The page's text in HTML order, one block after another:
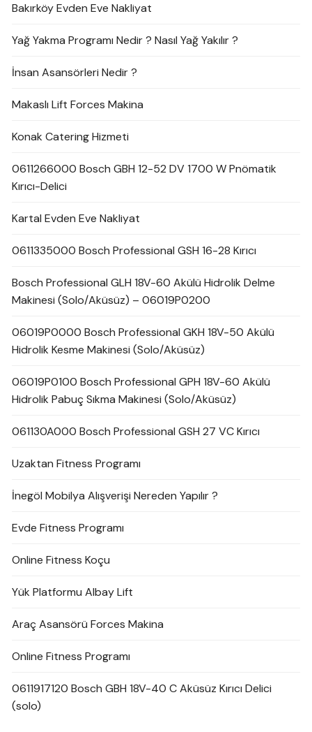
Bakırköy Evden Eve Nakliyat
Yağ Yakma Programı Nedir ? Nasıl Yağ Yakılır ?
İnsan Asansörleri Nedir ?
Makaslı Lift Forces Makina
Konak Catering Hizmeti
0611266000 Bosch GBH 12-52 DV 1700 W Pnömatik
Kırıcı-Delici
Kartal Evden Eve Nakliyat
0611335000 Bosch Professional GSH 16-28 Kırıcı
Bosch Professional GLH 18V-60 Akülü Hidrolik Delme
Makinesi (Solo/Aküsüz) – 06019P0200
06019P0000 Bosch Professional GKH 18V-50 Akülü
Hidrolik Kesme Makinesi (Solo/Aküsüz)
06019P0100 Bosch Professional GPH 18V-60 Akülü
Hidrolik Pabuç Sıkma Makinesi (Solo/Aküsüz)
061130A000 Bosch Professional GSH 27 VC Kırıcı
Uzaktan Fitness Programı
İnegöl Mobilya Alışverişi Nereden Yapılır ?
Evde Fitness Programı
Online Fitness Koçu
Yük Platformu Albay Lift
Araç Asansörü Forces Makina
Online Fitness Programı
0611917120 Bosch GBH 18V-40 C Aküsüz Kırıcı Delici
(solo)